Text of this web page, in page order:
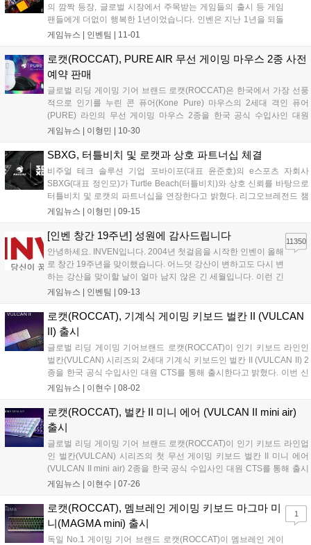
의 깜짝 등장, 글로벌 시장에서 주목받는 게임들의 출시 등 게임
팬들에게 더없이 행복한 1년이었습니다. 인벤은 지난 1년을 되돌
아보고 업계 전체의 창의성과 기술적 성취를 제고하고자 게임 시
함께 반영하고자 합니다. 이를 위해 202...
게임뉴스 | 인벤팀 | 11-01
로캣(ROCCAT), PURE AIR 무선 게이밍 마우스 2종 사전
예약 판매
글로벌 리딩 게이밍 기어 브랜드 로캣(ROCCAT)은 한국에서 가장 선풍
적으로 인기를 누린 콘 퓨어(Kone Pure) 마우스의 2세대 격인 퓨어
(PURE) 라인의 무선 게이밍 마우스 2종을 한국 공식 수입사인 대원
CTS를 통해 사전 예약 판매를 시작한다고 밝혔다. 이번 신제품 퓨어 에
게임뉴스 | 이형민 | 10-30
SBXG, 터틀비치 및 로캣과 상호 파트너십 체결
비주얼 테크 솔루션 기업 포바이포(대표 윤준호)의 e스포츠 자회사
SBXG(대표 정인모)가 Turtle Beach(터틀비치)와 상호 신뢰를 바탕으로
터틀비치 및 로캣의 파트너십을 연장한다고 밝혔다. 리그오브레전드 챔
피언스 코리아(LCK)부터 카트라이더, 레인보우 식스 시즈 등 세계적 리
게임뉴스 | 이형민 | 09-15
[인벤 창간 19주년] 성원에 감사드립니다
안녕하세요. INVEN입니다. 2004년 첫걸음을 시작한 인벤이 올해
로 창간 19주년을 맞이했습니다. 어느덧 강산이 변하고도 다시 변
하는 강산을 맞이할 날이 얼마 남지 않은 긴 세월입니다. 이런 긴
시간을 달려올 수 있던 원동력은 함께 해주신 유저분의 애정이 어
께 다시 한번 감사드립니다. 역동적...
게임뉴스 | 인벤팀 | 09-13
11350
로캣(ROCCAT), 기계식 게이밍 키보드 벌칸 II (VULCAN
II) 출시
글로벌 리딩 게이밍 기어브랜드 로캣(ROCCAT)이 인기 키보드 라인인
벌칸(VULCAN) 시리즈의 2세대 기계식 키보드인 벌칸 II (VULCAN II) 2
종을 한국 공식 수입사인 대원 CTS를 통해 출시한다고 밝혔다. 이번 신
제품 ‘벌칸 II (VULCAN II)’의 TITAN II 기계식 스위치는 몰입감 넘치는 조
게임뉴스 | 이현수 | 08-02
로캣(ROCCAT), 벌칸 II 미니 에어 (VULCAN II mini air)
출시
글로벌 리딩 게이밍 기어 브랜드 로캣(ROCCAT)이 인기 키보드 라인업
인 벌칸(VULCAN) 시리즈의 첫 무선 게이밍 키보드 벌칸 II 미니 에어
(VULCAN II mini air) 2종을 한국 공식 수입사인 대원 CTS를 통해 출시
한다고 밝혔다. 이번 신제품 벌칸 II 미니 에어는 2.4GHz 무선 연결과 블
게임뉴스 | 이현수 | 07-26
로캣(ROCCAT), 멤브레인 게이밍 키보드 마그마 미
니(MAGMA mini) 출시
독일 No.1 게이밍 기어 브랜드 로캣(ROCCAT)이 멤브레인 게이
1